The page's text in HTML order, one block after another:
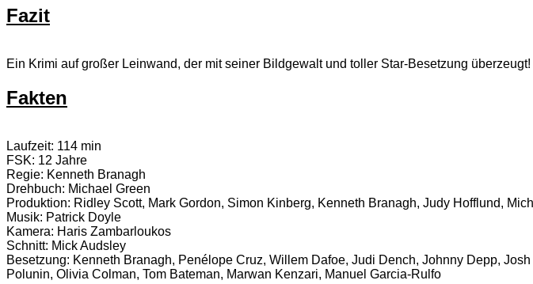
Fazit
Ein Krimi auf großer Leinwand, der mit seiner Bildgewalt und toller Star-Besetzung überzeugt!
Fakten
Laufzeit: 114 min
FSK: 12 Jahre
Regie: Kenneth Branagh
Drehbuch: Michael Green
Produktion: Ridley Scott, Mark Gordon, Simon Kinberg, Kenneth Branagh, Judy Hofflund,
Musik: Patrick Doyle
Kamera: Haris Zambarloukos
Schnitt: Mick Audsley
Besetzung: Kenneth Branagh, Penélope Cruz, Willem Dafoe, Judi Dench, Johnny Depp,
Polunin, Olivia Colman, Tom Bateman, Marwan Kenzari, Manuel Garcia-Rulfo